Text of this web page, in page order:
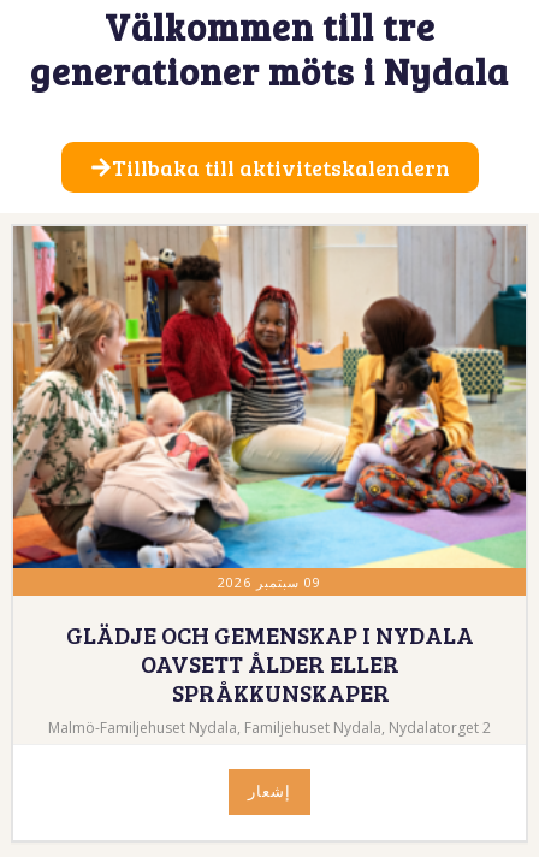
Välkommen till tre
generationer möts i Nydala
Tillbaka till aktivitetskalendern
09 سبتمبر 2026
GLÄDJE OCH GEMENSKAP I NYDALA
OAVSETT ÅLDER ELLER
SPRÅKKUNSKAPER
Malmö-Familjehuset Nydala, Familjehuset Nydala, Nydalatorget 2
إشعار